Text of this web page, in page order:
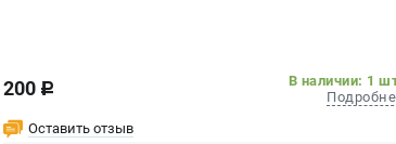
200 c
В наличии: 1
Оставить отзыв